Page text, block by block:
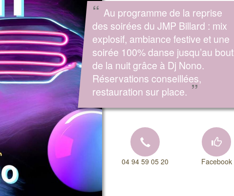
“ Au programme de la reprise
des soirées du JMP Billard : mix
explosif, ambiance festive et une
soirée 100% danse jusqu’au bout
de la nuit grâce à Dj Nono.
Réservations conseillées,
restauration sur place. ”
04 94 59 05 20 Facebook